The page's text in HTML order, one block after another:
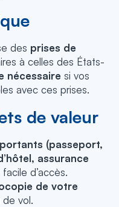
des prises de
à celles des États-
nécessaire si vos
avec ces prises.
de valeur
(passeport,
assurance
d’accès.
de votre
vol.